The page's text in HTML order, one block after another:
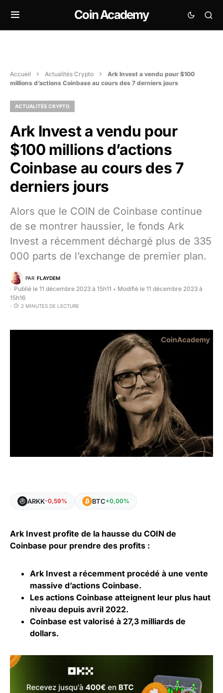
Coin Academy
Accueil Actualités Crypto
Ark Invest a vendu pour $100
millions d’actions Coinbase au cours des 7 derniers jours
ACTUALITÉS CRYPTO
Ark Invest a vendu pour
$100 millions d’actions
Coinbase au cours des 7
derniers jours
Alors que le COIN de Coinbase continue
de se montrer haussier, le fonds Ark
Invest a récemment déchargé plus de 335
000 parts de l’exchange de premier plan.
PAR FLAYDEM
Publié le 11 décembre 2023 à 15h11 • Modifié le 11 décembre 2023 à
15h16
2 MINUTES DE LECTURE
ARKK-0,59% BTC+0,00%
Ark Invest profite de la hausse du COIN de
Coinbase pour prendre des profits :
Ark Invest a récemment procédé à une vente
massive d’actions Coinbase.
Les actions Coinbase atteignent leur plus haut
niveau depuis avril 2022.
Coinbase est valorisé à 27,3 milliards de
dollars.